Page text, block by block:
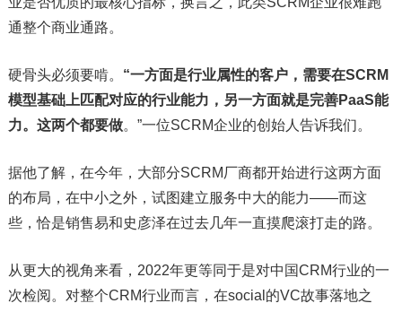
通整个商业通路。
硬骨头必须要啃。 “一方面是行业属性的客户，需要在SCRM
模型基础上匹配对应的行业能力，另一方面就是完善PaaS能
力。这两个都要做。”一位SCRM企业的创始人告诉我们。
据他了解，在今年，大部分SCRM厂商都开始进行这两方面
的布局，在中小之外，试图建立服务中大的能力——而这
些，恰是销售易和史彦泽在过去几年一直摸爬滚打走的路。
从更大的视角来看，2022年更等同于是对中国CRM行业的一
次检阅。对整个CRM行业而言，在social的VC故事落地之